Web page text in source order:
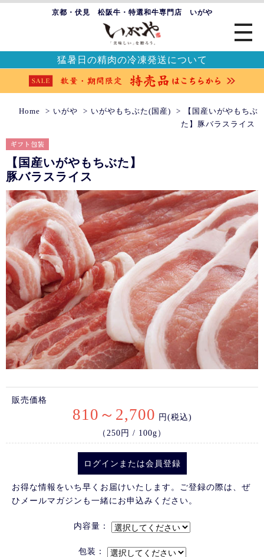
京都・伏見 松阪牛・特選和牛専門店 いがや
猛暑日の精肉の冷凍発送について
Home いがや いがやもちぶた(国産)
【国産いがやもちぶ
た】豚バラスライス
【国産いがやもちぶた】
豚バラスライス
販売価格
810～2,700 円(税込)
（250円 / 100g）
ログイン または会員登録
お得な情報をいち早くお届けいたします。ご登録の際は、ぜ
ひメールマガジンも一緒にお申込みください。
内容量：
包装：